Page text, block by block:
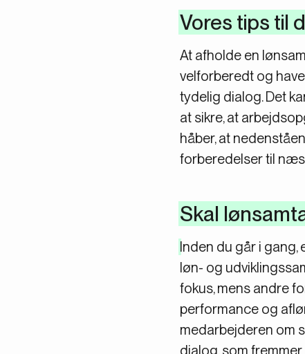
Vores tips til
At afholde en
velforberedt og
tydelig dialog. Det
at sikre, at
håber, at
forberedelser til
Skal
Inden du går i gang,
løn- og
fokus, mens andre
performance og
medarbejderen om
dialog, som